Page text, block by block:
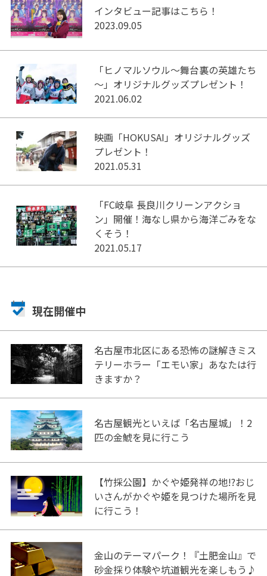
インタビュー記事はこちら！
2023.09.05
「ヒノマルソウル～舞台裏の英雄たち
～」オリジナルグッズプレゼント！
2021.06.02
映画「HOKUSAI」オリジナルグッズ
プレゼント！
2021.05.31
「FC岐阜 長良川クリーンアクショ
ン」開催！海なし県から海洋ごみをな
くそう！
2021.05.17
現在開催中
名古屋市北区にある恐怖の謎解きミス
テリーホラー「エモい家」あなたは行
きますか？
名古屋観光といえば「名古屋城」！2
匹の金鯱を見に行こう
【竹採公園】かぐや姫発祥の地!?おじ
いさんがかぐや姫を見つけた場所を見
に行こう！
金山のテーマパーク！『土肥金山』で
砂金採り体験や坑道観光を楽しもう♪